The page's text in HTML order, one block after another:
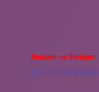
Reklam ve İletişim: